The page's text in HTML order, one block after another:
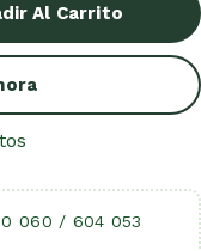
Al Carrito
060 / 604 053